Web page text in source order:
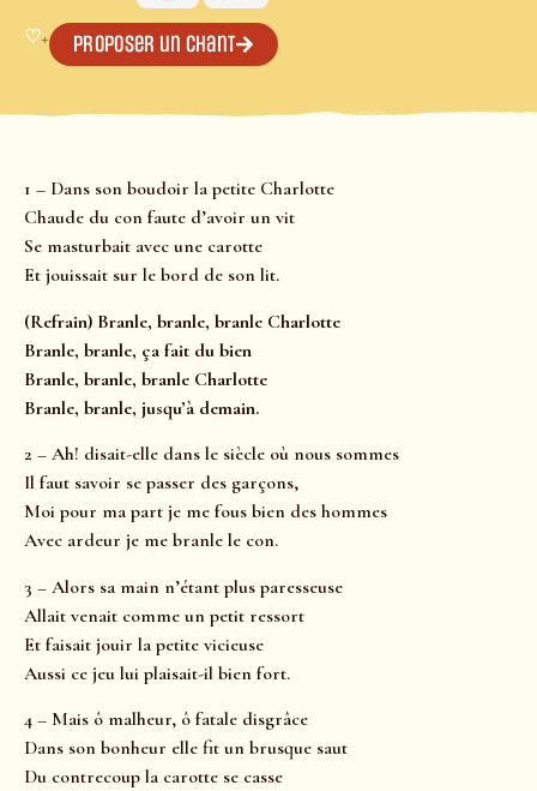
♡+ Proposer un chant
1 – Dans son boudoir la petite Charlotte
Chaude du con faute d’avoir un vit
Se masturbait avec une carotte
Et jouissait sur le bord de son lit.
(Refrain) Branle, branle, branle Charlotte
Branle, branle, ça fait du bien
Branle, branle, branle Charlotte
Branle, branle, jusqu’à demain.
2 – Ah! disait-elle dans le siècle où nous sommes
Il faut savoir se passer des garçons,
Moi pour ma part je me fous bien des hommes
Avec ardeur je me branle le con.
3 – Alors sa main n’étant plus paresseuse
Allait venait comme un petit ressort
Et faisait jouir la petite vicieuse
Aussi ce jeu lui plaisait-il bien fort.
4 – Mais ô malheur, ô fatale disgrâce
Dans son bonheur elle fit un brusque saut
Du contrecoup la carotte se casse